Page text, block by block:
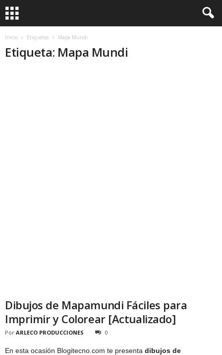
Inicio Etiquetas Mapa Mundi
Etiqueta: Mapa Mundi
Dibujos de Mapamundi Fáciles para
Imprimir y Colorear [Actualizado]
Por ARLECO PRODUCCIONES 0
En esta ocasión Blogitecno.com te presenta dibujos de